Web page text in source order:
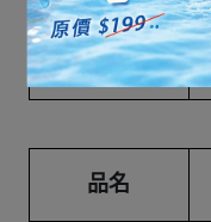
產地
市價
品名